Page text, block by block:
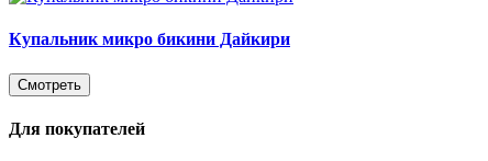
Купальник микро бикини Дайкири
Смотреть
Для покупателей